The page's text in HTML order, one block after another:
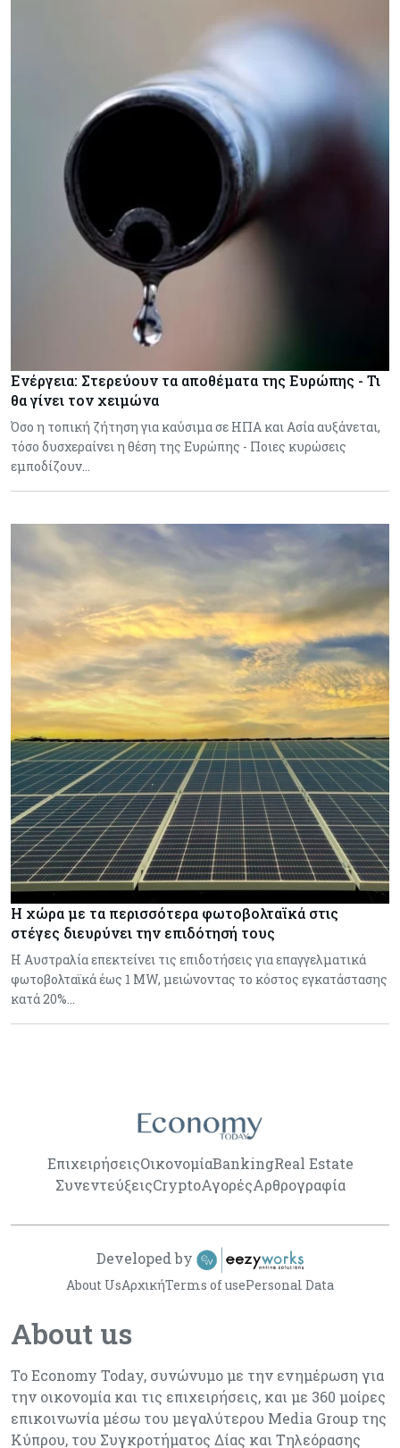
Ενέργεια: Στερεύουν τα αποθέματα της Ευρώπης - Τι
θα γίνει τον χειμώνα
Όσο η τοπική ζήτηση για καύσιμα σε ΗΠΑ και Ασία αυξάνεται,
τόσο δυσχεραίνει η θέση της Ευρώπης - Ποιες κυρώσεις
εμποδίζουν…
Η χώρα με τα περισσότερα φωτοβολταϊκά στις
στέγες διευρύνει την επιδότησή τους
Η Αυστραλία επεκτείνει τις επιδοτήσεις για επαγγελματικά
φωτοβολταϊκά έως 1 MW, μειώνοντας το κόστος εγκατάστασης
κατά 20%…
ΕπιχειρήσειςΟικονομίαBankingReal Estate
ΣυνεντεύξειςCryptoΑγορέςΑρθρογραφία
About us
Το Economy Today, συνώνυμο με την ενημέρωση για
την οικονομία και τις επιχειρήσεις, και με 360 μοίρες
επικοινωνία μέσω του μεγαλύτερου Media Group της
Κύπρου, του Συγκροτήματος Δίας και Τηλεόρασης
About UsΑρχικήTerms of usePersonal Data
Developed by